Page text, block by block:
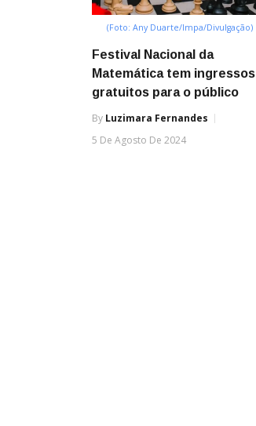
(Foto: Any Duarte/Impa/Divulgação)
Festival Nacional da
Matemática tem ingressos
gratuitos para o público
By Luzimara Fernandes
5 De Agosto De 2024